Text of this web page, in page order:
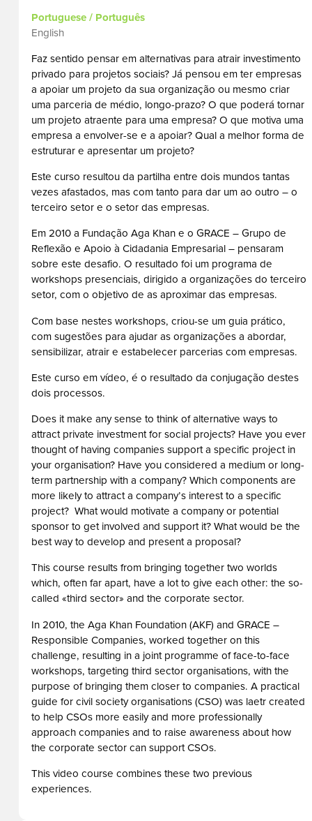
Portuguese / Português
English
Faz sentido pensar em alternativas para atrair investimento
privado para projetos sociais? Já pensou em ter empresas
a apoiar um projeto da sua organização ou mesmo criar
uma parceria de médio, longo-prazo? O que poderá tornar
um projeto atraente para uma empresa? O que motiva uma
empresa a envolver-se e a apoiar? Qual a melhor forma de
estruturar e apresentar um projeto?
Este curso resultou da partilha entre dois mundos tantas
vezes afastados, mas com tanto para dar um ao outro – o
terceiro setor e o setor das empresas.
Em 2010 a Fundação Aga Khan e o GRACE – Grupo de
Reflexão e Apoio à Cidadania Empresarial – pensaram
sobre este desafio. O resultado foi um programa de
workshops presenciais, dirigido a organizações do terceiro
setor, com o objetivo de as aproximar das empresas.
Com base nestes workshops, criou-se um guia prático,
com sugestões para ajudar as organizações a abordar,
sensibilizar, atrair e estabelecer parcerias com empresas.
Este curso em vídeo, é o resultado da conjugação destes
dois processos.
Does it make any sense to think of alternative ways to
attract private investment for social projects? Have you ever
thought of having companies support a specific project in
your organisation? Have you considered a medium or long-
term partnership with a company? Which components are
more likely to attract a company’s interest to a specific
project? What would motivate a company or potential
sponsor to get involved and support it? What would be the
best way to develop and present a proposal?
This course results from bringing together two worlds
which, often far apart, have a lot to give each other: the so-
called «third sector» and the corporate sector.
In 2010, the Aga Khan Foundation (AKF) and GRACE –
Responsible Companies, worked together on this
challenge, resulting in a joint programme of face-to-face
workshops, targeting third sector organisations, with the
purpose of bringing them closer to companies. A practical
guide for civil society organisations (CSO) was laetr created
to help CSOs more easily and more professionally
approach companies and to raise awareness about how
the corporate sector can support CSOs.
This video course combines these two previous
experiences.